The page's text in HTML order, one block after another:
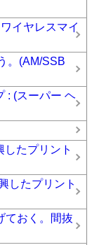
イヤレスマイ
。(AM/SSB
: (スーパー ヘ
たプリント
したプリント
ておく。間抜